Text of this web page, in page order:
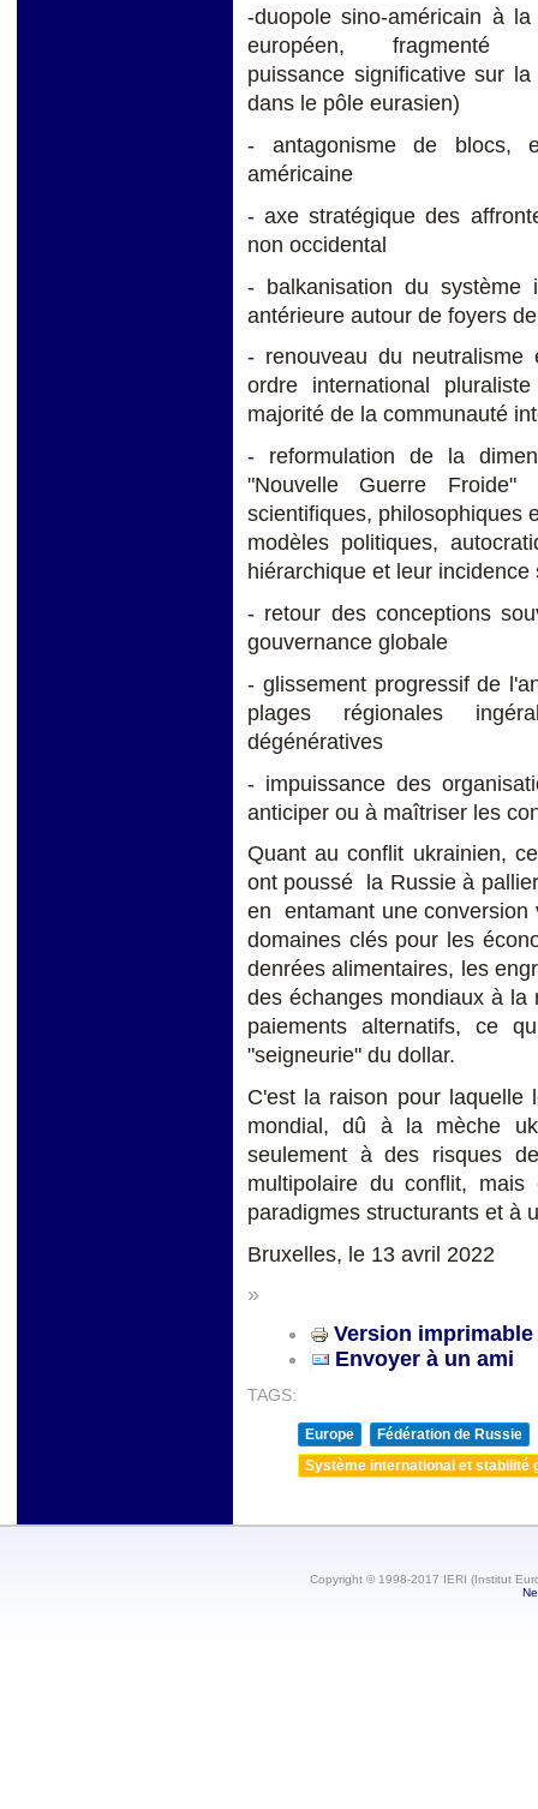
-duopole sino-américain à
européen,
puissance significative sur
dans le pôle eurasien)
- antagonisme de blocs,
américaine
- axe stratégique des
non occidental
- balkanisation du système
antérieure autour de foyers
- renouveau du
ordre international
majorité de la communauté
- reformulation de la
"Nouvelle Guerre
scientifiques, philosophiques
modèles politiques,
hiérarchique et leur
- retour des conceptions
gouvernance globale
- glissement progressif de
plages régionales
dégénératives
- impuissance des
anticiper ou à maîtriser les
Quant au conflit ukrainien,
ont poussé la Russie à
en entamant une
domaines clés pour les
denrées alimentaires, les
des échanges mondiaux à
paiements alternatifs, ce
"seigneurie" du dollar.
C'est la raison pour laquelle
mondial, dû à la mèche
seulement à des risques
multipolaire du conflit, mais
paradigmes structurants et à
Bruxelles, le 13 avril 2022
»
Version imprimable
Envoyer à un ami
TAGS:
Europe
Fédération de Russie
Système international et stabilité
Copyright © 1998-2017 IERI (Institut